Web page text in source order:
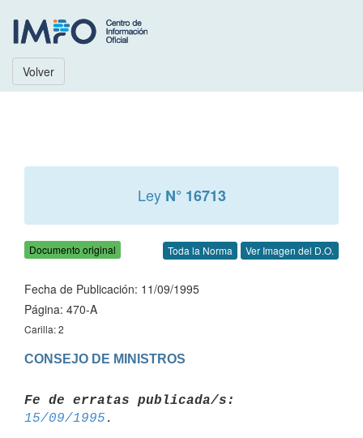
Volver
Ley N° 16713
Documento original Toda la Norma Ver Imagen del D.O.
Fecha de Publicación: 11/09/1995
Página: 470-A
Carilla: 2
Fe de erratas publicada/s:
15/09/1995